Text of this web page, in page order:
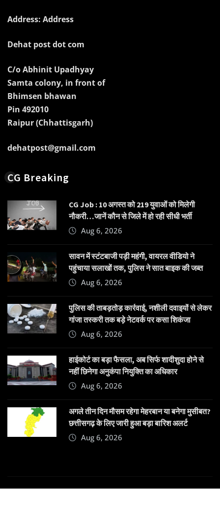
Address: Address
Dehat post dot com
C/o Abhinit Upadhyay
Samta colony, in front of
Bhimsen bhawan
Pin 492010
Raipur (Chhattisgarh)
dehatpost@gmail.com
CG Breaking
CG Job : 10 अगस्त को 219 युवाओं को मिलेगी
नौकरी…जानें कौन से जिले में हो रही सीधी भर्ती
Aug 6, 2026
सावन में स्टंटबाजी पड़ी महंगी, वायरल वीडियो ने
पहुंचाया सलाखों तक, पुलिस ने सात बाइक की जब्त
Aug 6, 2026
पुलिस की ताबड़तोड़ कार्रवाई, नशीली दवाइयों से लेकर
गांजा तस्करी तक बड़े नेटवर्क पर कसा शिकंजा
Aug 6, 2026
हाईकोर्ट का बड़ा फैसला, अब सिर्फ शादीशुदा होने से
नहीं छिनेगा अनुकंपा नियुक्ति का अधिकार
Aug 6, 2026
अगले तीन दिन मौसम रहेगा मेहरबान या बनेगा मुसीबत?
छत्तीसगढ़ के लिए जारी हुआ बड़ा बारिश अलर्ट
Aug 6, 2026